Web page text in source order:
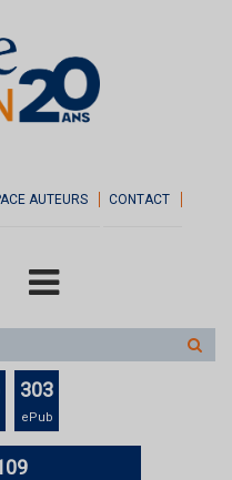
AUTEURS CONTACT
303
ePub